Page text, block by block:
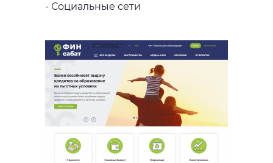
- Социальные сети